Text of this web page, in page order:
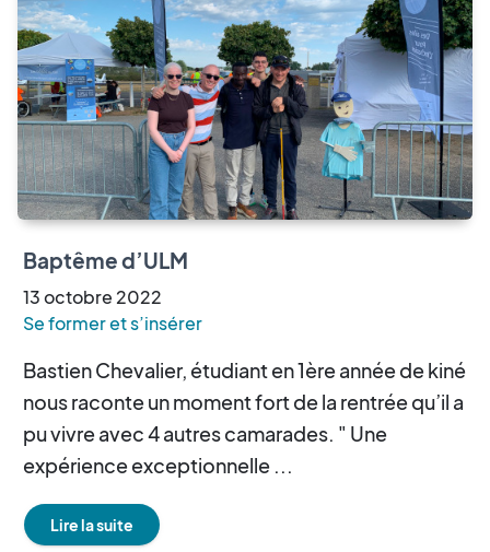
Baptême d’ULM
13octobre2022
Se former et s’insérer
Bastien Chevalier, étudiant en 1ère année de kiné
nous raconte un moment fort de la rentrée qu’il a
pu vivre avec 4 autres camarades. " Une
expérience exceptionnelle ...
Lire la suite